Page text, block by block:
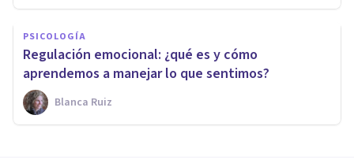
PSICOLOGÍA
Regulación emocional: ¿qué es y cómo
aprendemos a manejar lo que sentimos?
Blanca Ruiz